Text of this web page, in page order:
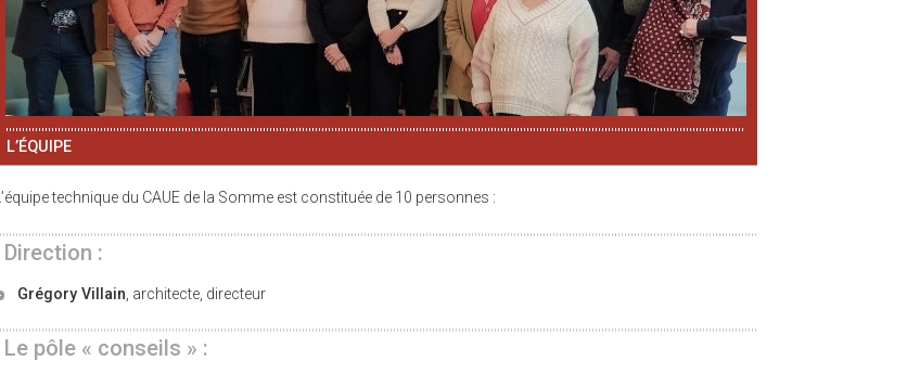
L’ÉQUIPE
L’équipe technique du CAUE de la Somme est constituée de 10 personnes :
Direction :
Grégory Villain , architecte, directeur
Le pôle « conseils » :